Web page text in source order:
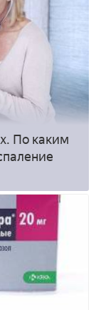
По каким